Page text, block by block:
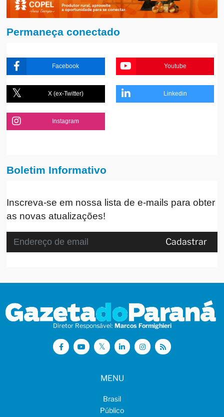
Permaneça conectado
Facebook Youtube
X (ex-Twitter) Linkedin
Instagram
Boletim Informativo
Inscreva-se em nossa lista de e-mails para obter
as novas atualizações!
Cadastrar
Diretor Responsável: Marcos Formighieri
MENU
Brasil
Público